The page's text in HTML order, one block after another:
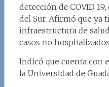
detección de COVID
del Sur. Afirmó que ya
infraestructura de
casos no
Indicó que cuenta con
la Universidad de